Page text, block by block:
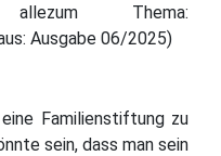
Thema:
Ausgabe 06/2025)
Familienstiftung zu
sein, dass man sein